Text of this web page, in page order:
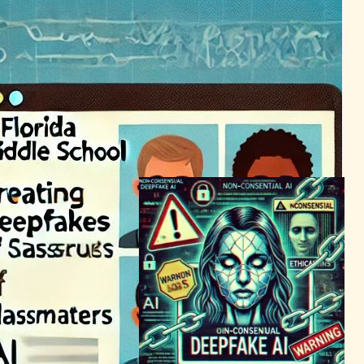
法の対応遅れ
AI（人工知能）ニュース
2024年3月11日12:17
AI学生が大学デビュー！フェ
リス州立大、教育の未来探る
AI（人工知能）ニュース
生成AIと教育
2024年1月19日4:06